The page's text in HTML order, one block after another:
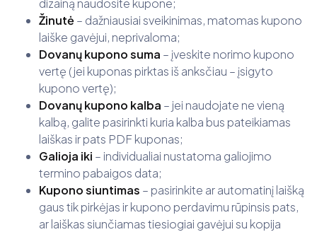
dizainą naudosite kupone;
Žinutė – dažniausiai sveikinimas, matomas kupono
laiške gavėjui, neprivaloma;
Dovanų kupono suma – įveskite norimo kupono
vertę (jei kuponas pirktas iš anksčiau – įsigyto
kupono vertę);
Dovanų kupono kalba – jei naudojate ne vieną
kalbą, galite pasirinkti kuria kalba bus pateikiamas
laiškas ir pats PDF kuponas;
Galioja iki – individualiai nustatoma galiojimo
termino pabaigos data;
Kupono siuntimas – pasirinkite ar automatinį laišką
gaus tik pirkėjas ir kupono perdavimu rūpinsis pats,
ar laiškas siunčiamas tiesiogiai gavėjui su kopija